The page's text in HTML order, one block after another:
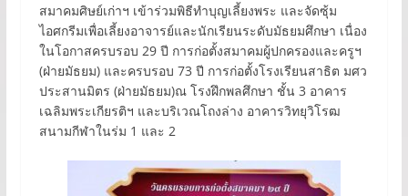
สมาคมศิษย์เก่าฯ เข้าร่วมพิธีทำบุญเลี้ยงพระ และจัดซุ้ม
ไอศกรีมเพื่อเลี้ยงอาจารย์และนักเรียนระดับมัธยมศึกษา เนื่อง
ในโอกาสครบรอบ 29 ปี การก่อตั้งสมาคมผู้ปกครองและครูฯ
(ฝ่ายมัธยม) และครบรอบ 73 ปี การก่อตั้งโรงเรียนสาธิต มศว
ประสานมิตร (ฝ่ายมัธยม)ณ โรงฝึกพลศึกษา ชั้น 3 อาคาร
เฉลิมพระเกียรติฯ และบริเวณโถงล่าง อาคารวิทยุวิโรฒ
สนามกีฬาในร่ม 1 และ 2